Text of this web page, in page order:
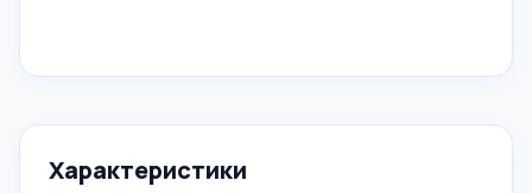
Характеристики